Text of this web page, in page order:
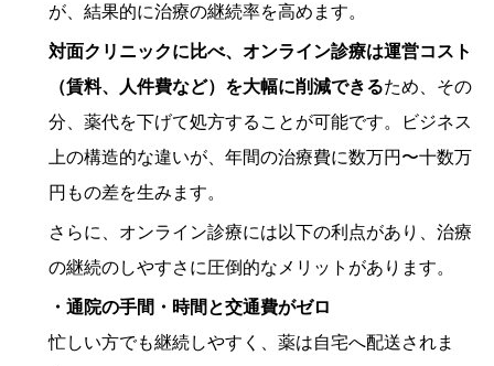
が、結果的に治療の継続率を高めます。
対面クリニックに比べ、オンライン診療は運営コスト
（賃料、人件費など）を大幅に削減できるため、その
分、薬代を下げて処方することが可能です。ビジネス
上の構造的な違いが、年間の治療費に数万円〜十数万
円もの差を生みます。
さらに、オンライン診療には以下の利点があり、治療
の継続のしやすさに圧倒的なメリットがあります。
・通院の手間・時間と交通費がゼロ
忙しい方でも継続しやすく、薬は自宅へ配送されま